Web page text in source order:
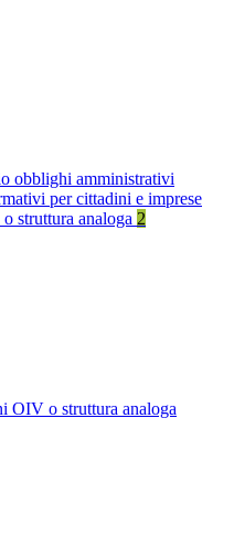
obblighi amministrativi
per cittadini e imprese
struttura analoga 2
OIV o struttura analoga